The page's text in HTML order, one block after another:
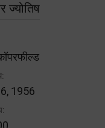
ज्योतिष
1956